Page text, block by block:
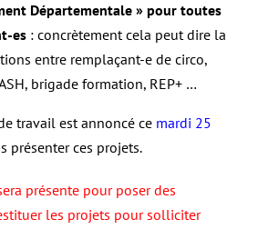
Départementale » pour toutes
es : concrètement cela peut dire la
entre remplaçant-e de circo,
brigade formation, REP+ …
travail est annoncé ce mardi 25
présenter ces projets.
présente pour poser des
les projets pour solliciter